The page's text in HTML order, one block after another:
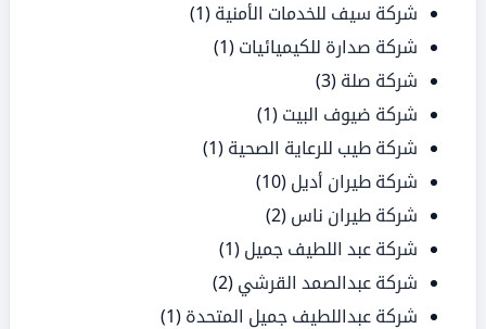
شركة سيف للخدمات الأمنية (1)
شركة صدارة للكيميائيات (1)
شركة صلة (3)
شركة ضيوف البيت (1)
شركة طيب للرعاية الصحية (1)
شركة طيران أديل (10)
شركة طيران ناس (2)
شركة عبد اللطيف جميل (1)
شركة عبدالصمد القرشي (2)
شركة عبداللطيف جميل المتحدة (1)